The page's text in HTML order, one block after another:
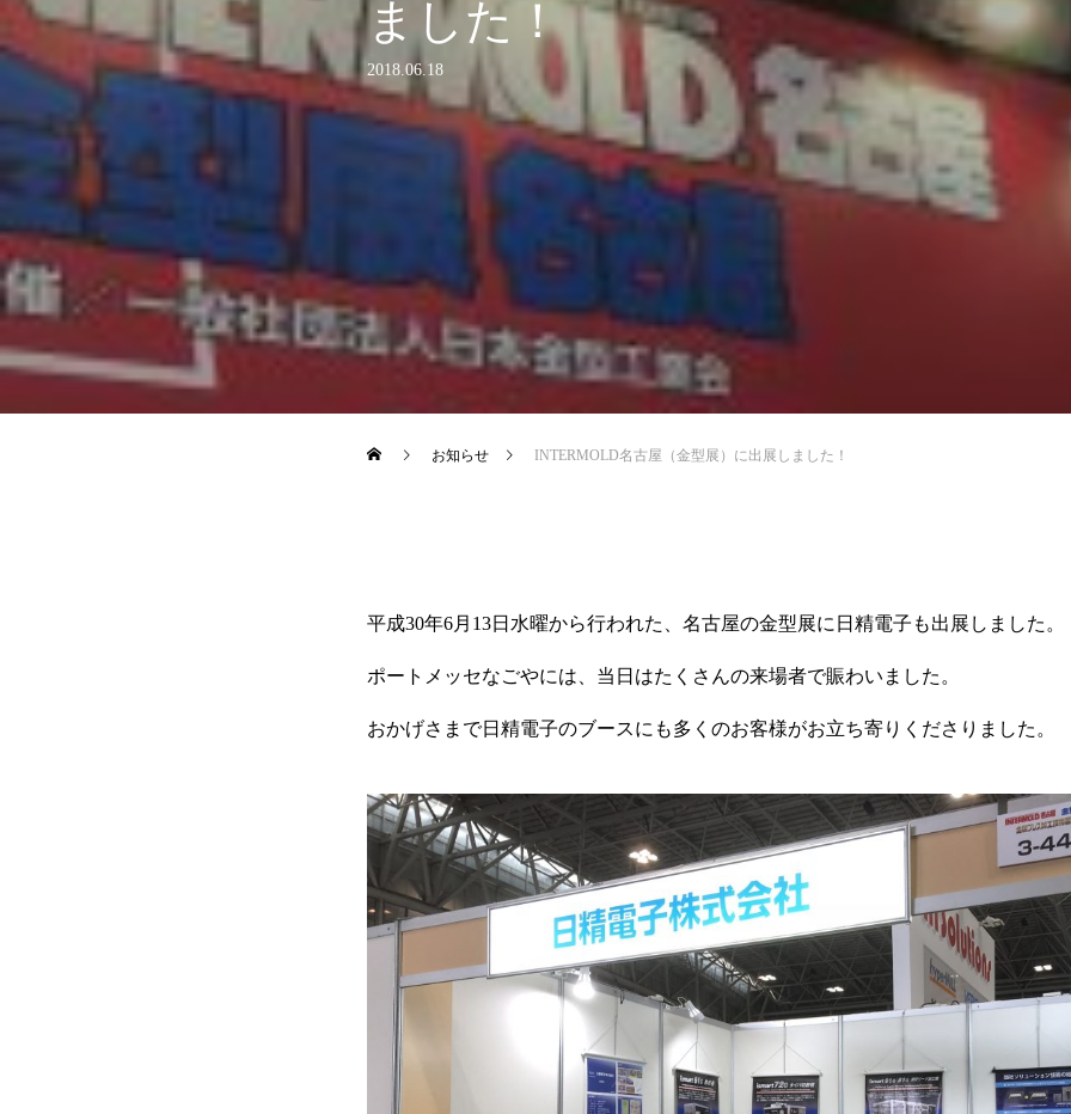
ました！
2018.06.18
お知らせ INTERMOLD名古屋（金型展）に出展しました！
平成30年6月13日水曜から行われた、名古屋の金型展に日精電子も出展しました。
ポートメッセなごやには、当日はたくさんの来場者で賑わいました。
おかげさまで日精電子のブースにも多くのお客様がお立ち寄りくださりました。